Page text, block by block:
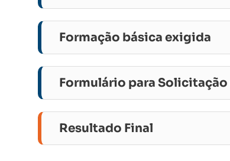
Formação básica exigida
Formulário para
Resultado Final